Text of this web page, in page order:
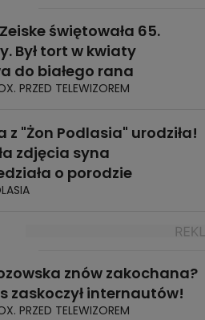
świętowała 65.
Był tort w kwiaty
do białego rana
PRZED TELEWIZOREM
z "Żon Podlasia" urodziła!
zdjęcia syna
o porodzie
znów zakochana?
zaskoczył internautów!
PRZED TELEWIZOREM